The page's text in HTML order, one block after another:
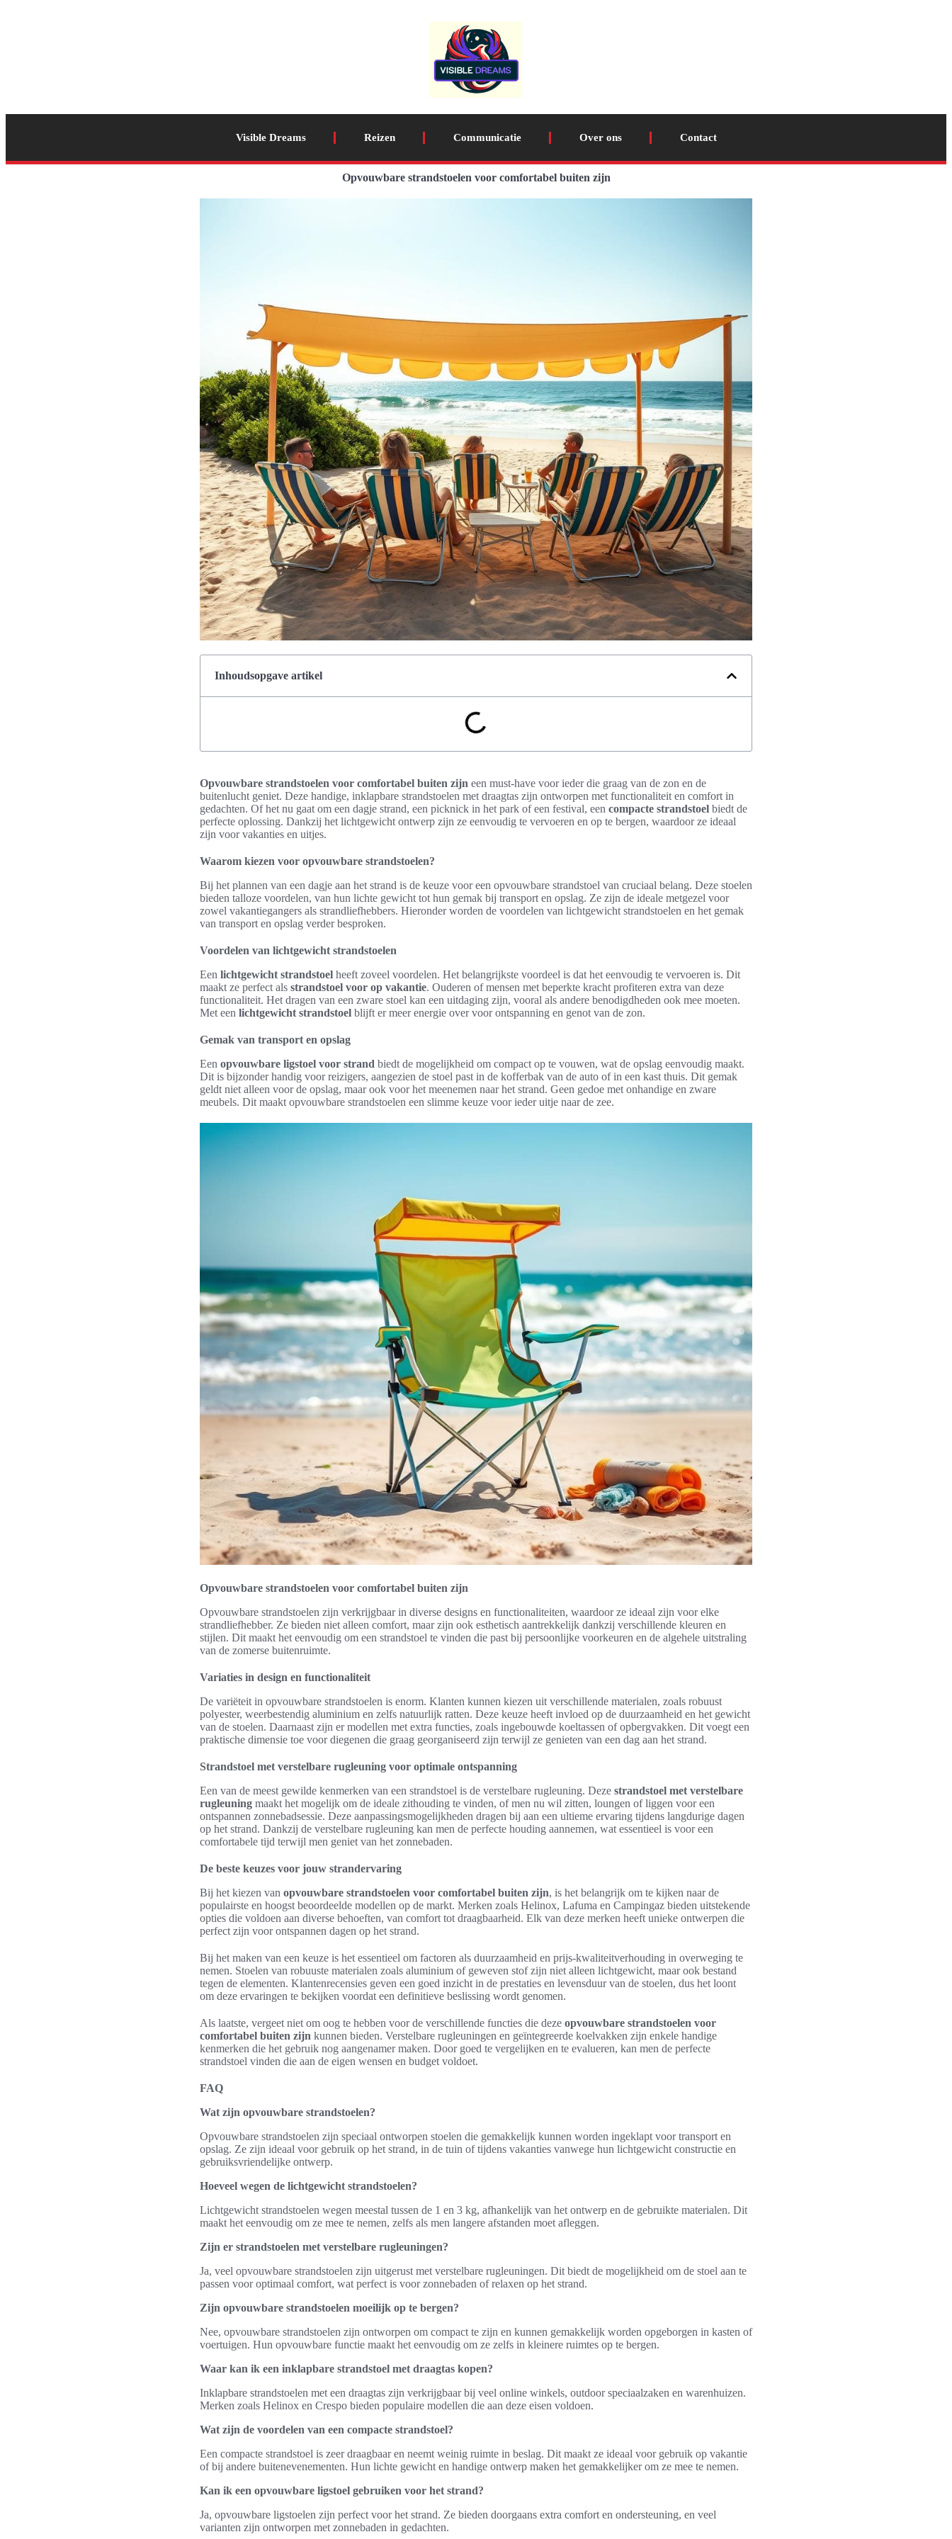
Visible Dreams Reizen Communicatie Over ons Contact
Opvouwbare strandstoelen voor comfortabel buiten zijn
Inhoudsopgave artikel
Opvouwbare strandstoelen voor comfortabel buiten zijn een must-have voor ieder die graag van de zon en de
buitenlucht geniet. Deze handige, inklapbare strandstoelen met draagtas zijn ontworpen met functionaliteit en comfort in
gedachten. Of het nu gaat om een dagje strand, een picknick in het park of een festival, een compacte strandstoel biedt de
perfecte oplossing. Dankzij het lichtgewicht ontwerp zijn ze eenvoudig te vervoeren en op te bergen, waardoor ze ideaal
zijn voor vakanties en uitjes.
Waarom kiezen voor opvouwbare strandstoelen?
Bij het plannen van een dagje aan het strand is de keuze voor een opvouwbare strandstoel van cruciaal belang. Deze stoelen
bieden talloze voordelen, van hun lichte gewicht tot hun gemak bij transport en opslag. Ze zijn de ideale metgezel voor
zowel vakantiegangers als strandliefhebbers. Hieronder worden de voordelen van lichtgewicht strandstoelen en het gemak
van transport en opslag verder besproken.
Voordelen van lichtgewicht strandstoelen
Een lichtgewicht strandstoel heeft zoveel voordelen. Het belangrijkste voordeel is dat het eenvoudig te vervoeren is. Dit
maakt ze perfect als strandstoel voor op vakantie. Ouderen of mensen met beperkte kracht profiteren extra van deze
functionaliteit. Het dragen van een zware stoel kan een uitdaging zijn, vooral als andere benodigdheden ook mee moeten.
Met een lichtgewicht strandstoel blijft er meer energie over voor ontspanning en genot van de zon.
Gemak van transport en opslag
Een opvouwbare ligstoel voor strand biedt de mogelijkheid om compact op te vouwen, wat de opslag eenvoudig maakt.
Dit is bijzonder handig voor reizigers, aangezien de stoel past in de kofferbak van de auto of in een kast thuis. Dit gemak
geldt niet alleen voor de opslag, maar ook voor het meenemen naar het strand. Geen gedoe met onhandige en zware
meubels. Dit maakt opvouwbare strandstoelen een slimme keuze voor ieder uitje naar de zee.
Opvouwbare strandstoelen voor comfortabel buiten zijn
Opvouwbare strandstoelen zijn verkrijgbaar in diverse designs en functionaliteiten, waardoor ze ideaal zijn voor elke
strandliefhebber. Ze bieden niet alleen comfort, maar zijn ook esthetisch aantrekkelijk dankzij verschillende kleuren en
stijlen. Dit maakt het eenvoudig om een strandstoel te vinden die past bij persoonlijke voorkeuren en de algehele uitstraling
van de zomerse buitenruimte.
Variaties in design en functionaliteit
De variëteit in opvouwbare strandstoelen is enorm. Klanten kunnen kiezen uit verschillende materialen, zoals robuust
polyester, weerbestendig aluminium en zelfs natuurlijk ratten. Deze keuze heeft invloed op de duurzaamheid en het gewicht
van de stoelen. Daarnaast zijn er modellen met extra functies, zoals ingebouwde koeltassen of opbergvakken. Dit voegt een
praktische dimensie toe voor diegenen die graag georganiseerd zijn terwijl ze genieten van een dag aan het strand.
Strandstoel met verstelbare rugleuning voor optimale ontspanning
Een van de meest gewilde kenmerken van een strandstoel is de verstelbare rugleuning. Deze strandstoel met verstelbare
rugleuning maakt het mogelijk om de ideale zithouding te vinden, of men nu wil zitten, loungen of liggen voor een
ontspannen zonnebadsessie. Deze aanpassingsmogelijkheden dragen bij aan een ultieme ervaring tijdens langdurige dagen
op het strand. Dankzij de verstelbare rugleuning kan men de perfecte houding aannemen, wat essentieel is voor een
comfortabele tijd terwijl men geniet van het zonnebaden.
De beste keuzes voor jouw strandervaring
Bij het kiezen van opvouwbare strandstoelen voor comfortabel buiten zijn, is het belangrijk om te kijken naar de
populairste en hoogst beoordeelde modellen op de markt. Merken zoals Helinox, Lafuma en Campingaz bieden uitstekende
opties die voldoen aan diverse behoeften, van comfort tot draagbaarheid. Elk van deze merken heeft unieke ontwerpen die
perfect zijn voor ontspannen dagen op het strand.
Bij het maken van een keuze is het essentieel om factoren als duurzaamheid en prijs-kwaliteitverhouding in overweging te
nemen. Stoelen van robuuste materialen zoals aluminium of geweven stof zijn niet alleen lichtgewicht, maar ook bestand
tegen de elementen. Klantenrecensies geven een goed inzicht in de prestaties en levensduur van de stoelen, dus het loont
om deze ervaringen te bekijken voordat een definitieve beslissing wordt genomen.
Als laatste, vergeet niet om oog te hebben voor de verschillende functies die deze opvouwbare strandstoelen voor
comfortabel buiten zijn kunnen bieden. Verstelbare rugleuningen en geïntegreerde koelvakken zijn enkele handige
kenmerken die het gebruik nog aangenamer maken. Door goed te vergelijken en te evalueren, kan men de perfecte
strandstoel vinden die aan de eigen wensen en budget voldoet.
FAQ
Wat zijn opvouwbare strandstoelen?
Opvouwbare strandstoelen zijn speciaal ontworpen stoelen die gemakkelijk kunnen worden ingeklapt voor transport en
opslag. Ze zijn ideaal voor gebruik op het strand, in de tuin of tijdens vakanties vanwege hun lichtgewicht constructie en
gebruiksvriendelijke ontwerp.
Hoeveel wegen de lichtgewicht strandstoelen?
Lichtgewicht strandstoelen wegen meestal tussen de 1 en 3 kg, afhankelijk van het ontwerp en de gebruikte materialen. Dit
maakt het eenvoudig om ze mee te nemen, zelfs als men langere afstanden moet afleggen.
Zijn er strandstoelen met verstelbare rugleuningen?
Ja, veel opvouwbare strandstoelen zijn uitgerust met verstelbare rugleuningen. Dit biedt de mogelijkheid om de stoel aan te
passen voor optimaal comfort, wat perfect is voor zonnebaden of relaxen op het strand.
Zijn opvouwbare strandstoelen moeilijk op te bergen?
Nee, opvouwbare strandstoelen zijn ontworpen om compact te zijn en kunnen gemakkelijk worden opgeborgen in kasten of
voertuigen. Hun opvouwbare functie maakt het eenvoudig om ze zelfs in kleinere ruimtes op te bergen.
Waar kan ik een inklapbare strandstoel met draagtas kopen?
Inklapbare strandstoelen met een draagtas zijn verkrijgbaar bij veel online winkels, outdoor speciaalzaken en warenhuizen.
Merken zoals Helinox en Crespo bieden populaire modellen die aan deze eisen voldoen.
Wat zijn de voordelen van een compacte strandstoel?
Een compacte strandstoel is zeer draagbaar en neemt weinig ruimte in beslag. Dit maakt ze ideaal voor gebruik op vakantie
of bij andere buitenevenementen. Hun lichte gewicht en handige ontwerp maken het gemakkelijker om ze mee te nemen.
Kan ik een opvouwbare ligstoel gebruiken voor het strand?
Ja, opvouwbare ligstoelen zijn perfect voor het strand. Ze bieden doorgaans extra comfort en ondersteuning, en veel
varianten zijn ontworpen met zonnebaden in gedachten.